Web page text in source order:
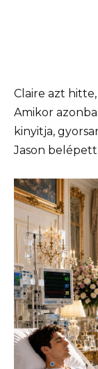
Claire azt
Amikor
kinyitja,
Jason